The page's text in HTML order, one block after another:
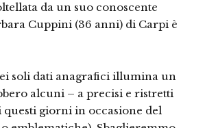
da un suo conoscente
Cuppini (36 anni) di Carpi è
soli dati anagrafici illumina un
alcuni – a precisi e ristretti
giorni in occasione del